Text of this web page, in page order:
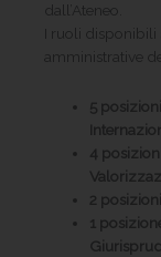
dall’Ateneo.
I ruoli disponibili
amministrative
5 posizioni
4 posizioni
2 posizioni
1